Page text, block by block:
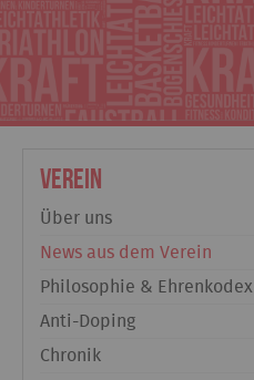
Verein
Über uns
News aus dem Verein
Philosophie & Ehrenkodex
Anti-Doping
Chronik